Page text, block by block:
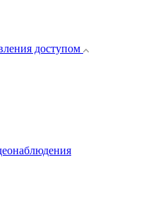
доступом